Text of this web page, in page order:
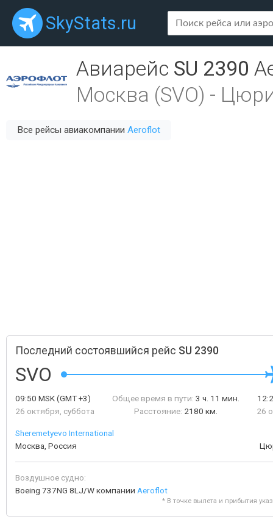
SkyStats.ru
Авиарейс SU 2390
Москва (SVO) -
Все рейсы авиакомпании Aeroflot
Последний состоявшийся рейс SU 2390
SVO
09:50 MSK(GMT +3)
26 октября, суббота
Общее время в пути: 3 ч. 11 мин.
Расстояние: 2180 км.
26
Sheremetyevo International
Москва, Россия
Воздушное судно:
Boeing 737NG 8LJ/W компании Aeroflot
* В точке вылета и прибытия